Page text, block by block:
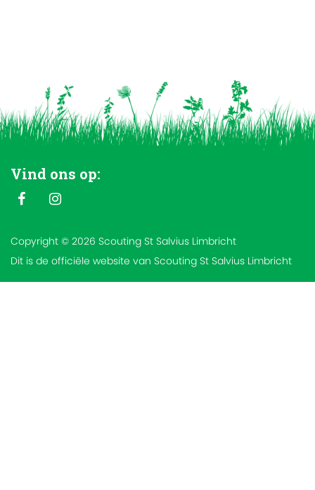
Vind ons op:
Copyright © 2026 Scouting St Salvius Limbricht
Dit is de officiële website van Scouting St Salvius Limbricht